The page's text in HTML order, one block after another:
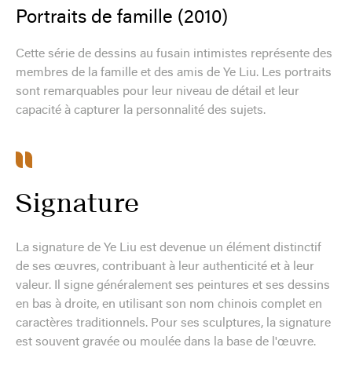
Portraits de famille (2010)
Cette série de dessins au fusain intimistes représente des
membres de la famille et des amis de Ye Liu. Les portraits
sont remarquables pour leur niveau de détail et leur
capacité à capturer la personnalité des sujets.
Signature
La signature de Ye Liu est devenue un élément distinctif
de ses œuvres, contribuant à leur authenticité et à leur
valeur. Il signe généralement ses peintures et ses dessins
en bas à droite, en utilisant son nom chinois complet en
caractères traditionnels. Pour ses sculptures, la signature
est souvent gravée ou moulée dans la base de l'œuvre.